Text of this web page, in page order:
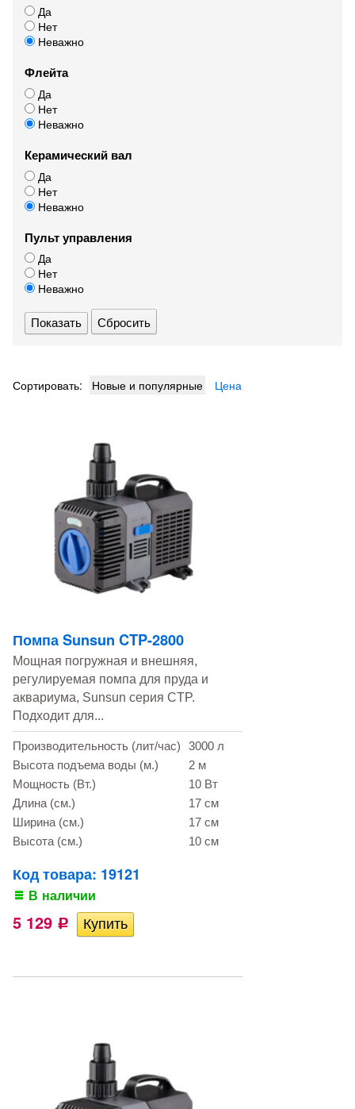
Да
Нет
Неважно
Флейта
Да
Нет
Неважно
Керамический вал
Да
Нет
Неважно
Пульт управления
Да
Нет
Неважно
Сбросить
Сортировать: Новые и популярные Цена
Помпа Sunsun CTP-2800
Мощная погружная и внешняя,
регулируемая помпа для пруда и
аквариума, Sunsun серия CTP.
Подходит для...
Производительность (лит/час)
3000 л
Высота подъема воды (м.)
2 м
Мощность (Вт.)
10 Вт
Длина (см.)
17 см
Ширина (см.)
17 см
Высота (см.)
10 см
Код товара: 19121
В наличии
5 129 Р